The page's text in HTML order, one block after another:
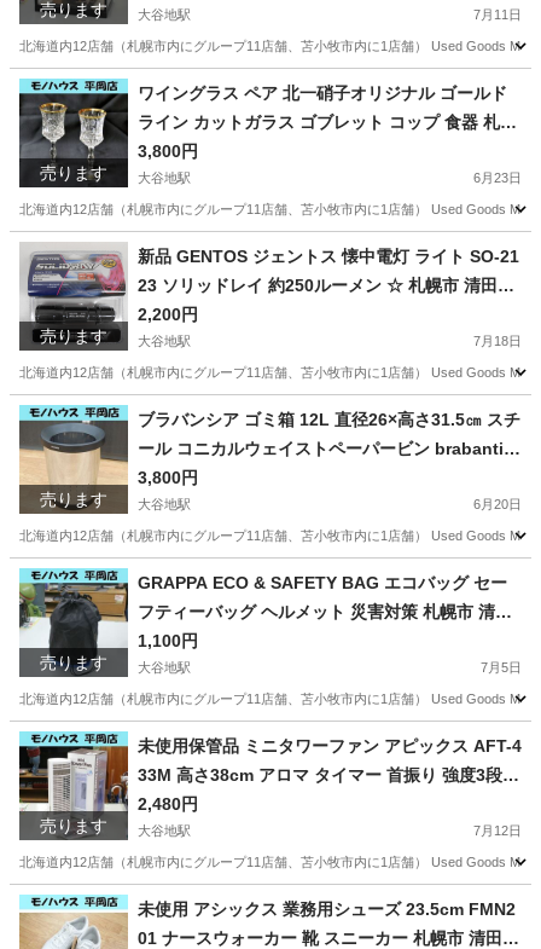
売ります 大谷地駅 7月11日
北海道内12店舗（札幌市内にグループ11店舗、苫小牧市内に1店舗） Used Goods
北海道 札幌市 大谷地駅 年中行事用品 ガラスケース
売ります
ワイングラス ペア 北一硝子オリジナル ゴールド
ライン カットガラス ゴブレット コップ 食器 札幌
市 清田区 平岡
3,800円
大谷地駅 6月23日
北海道内12店舗（札幌市内にグループ11店舗、苫小牧市内に1店舗） Used Goods
北海道 札幌市 大谷地駅 食器 ワイングラス
売ります
新品 GENTOS ジェントス 懐中電灯 ライト SO-21
23 ソリッドレイ 約250ルーメン ☆ 札幌市 清田区
平岡
2,200円
大谷地駅 7月18日
北海道内12店舗（札幌市内にグループ11店舗、苫小牧市内に1店舗） Used Goods
北海道 札幌市 大谷地駅 防災、セキュリティ GENTOS
売ります
ブラバンシア ゴミ箱 12L 直径26×高さ31.5㎝ スチ
ール コニカルウェイストペーパービン brabantia
札幌市 清田区 平岡
3,800円
大谷地駅 6月20日
北海道内12店舗（札幌市内にグループ11店舗、苫小牧市内に1店舗） Used Goods
北海道 札幌市 ブラバンシア
売ります
GRAPPA ECO & SAFETY BAG エコバッグ セー
フティーバッグ ヘルメット 災害対策 札幌市 清田
区 平岡
1,100円
大谷地駅 7月5日
北海道内12店舗（札幌市内にグループ11店舗、苫小牧市内に1店舗） Used Goods
北海道 札幌市 大谷地駅 バッグ
売ります
未使用保管品 ミニタワーファン アピックス AFT-4
33M 高さ38cm アロマ タイマー 首振り 強度3段階
札幌市 清田区 平岡
2,480円
大谷地駅 7月12日
北海道内12店舗（札幌市内にグループ11店舗、苫小牧市内に1店舗） Used Goods
北海道 札幌市 大谷地駅 季節、空調家電
未使用 アシックス 業務用シューズ 23.5cm FMN2
01 ナースウォーカー 靴 スニーカー 札幌市 清田区